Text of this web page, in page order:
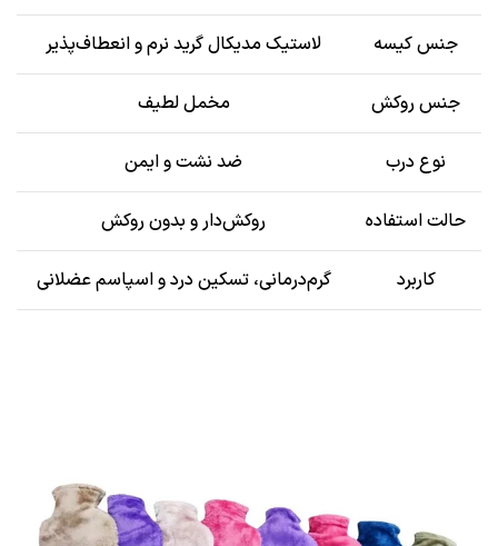
جنس کیسه لاستیک مدیکال گرید نرم و انعطاف‌پذیر
جنس روکش مخمل لطیف
نوع درب ضد نشت و ایمن
حالت استفاده روکش‌دار و بدون روکش
کاربرد گرم‌درمانی، تسکین درد و اسپاسم عضلانی